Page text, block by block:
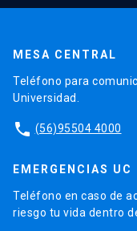
MESA CENTRAL
Teléfono para
Universidad.
phone (56)95504 4000
EMERGENCIAS UC
Teléfono en caso de
riesgo tu vida dentro